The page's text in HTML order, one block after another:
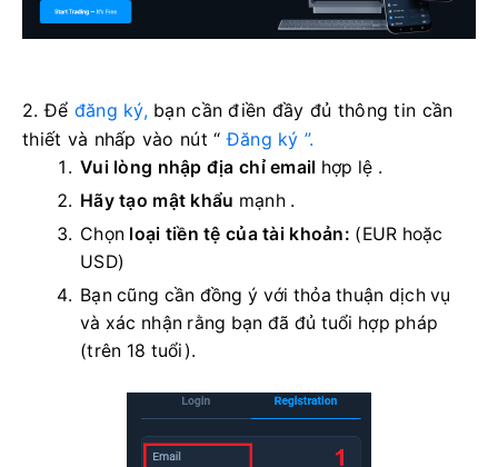
2. Để đăng ký,bạn cần điền đầy đủ thông tin cần
thiết và nhấp vào nút “Đăng ký ”.
Vui lòng nhập địa chỉ email hợp lệ .
Hãy tạo mật khẩu mạnh .
Chọn loại tiền tệ của tài khoản: (EUR hoặc
USD)
Bạn cũng cần đồng ý với thỏa thuận dịch vụ
và xác nhận rằng bạn đã đủ tuổi hợp pháp
(trên 18 tuổi).